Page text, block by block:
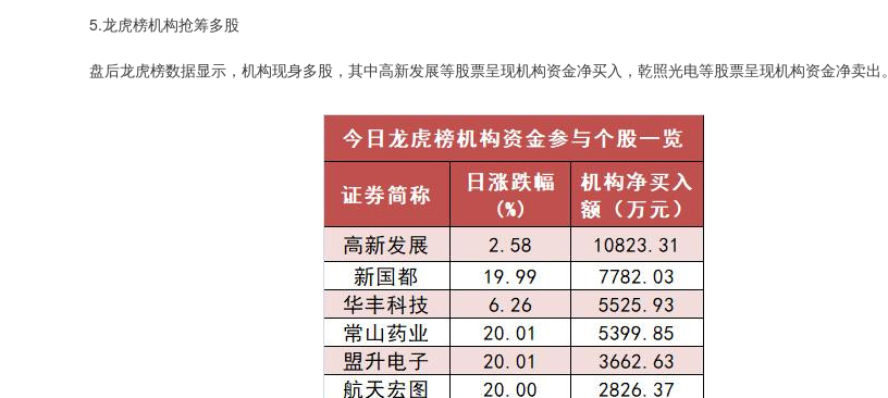
5.龙虎榜机构抢筹多股
盘后龙虎榜数据显示，机构现身多股，其中高新发展等股票呈现机构资金净买入，乾照光电等股票呈现机构资金净卖出。